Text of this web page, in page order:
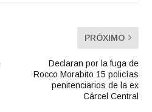
PRÓXIMO
Declaran por la fuga de
Rocco Morabito 15 policías
penitenciarios de la ex
Cárcel Central